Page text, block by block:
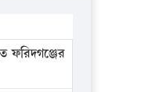
ফরিদগঞ্জের